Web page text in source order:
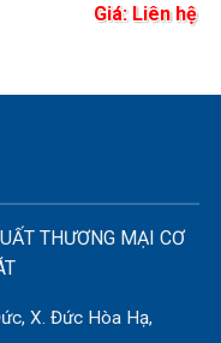
Giá: Liên hệ
THƯƠNG MẠI CƠ
X. Đức Hòa Hạ,